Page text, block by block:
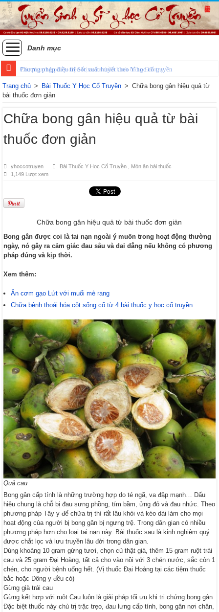
Danh mục
Phương pháp điều trị Sốt xuất huyết theo Y học cổ truyền
Các phương pháp điều trị zona thần kinh bằng Đông y
Trang chủ > Bài Thuốc Y Học Cổ Truyền > Chữa bong gân hiệu quả từ
bài thuốc đơn giản
Chữa bong gân hiệu quả từ bài
thuốc đơn giản
yhoccotruyen Bài Thuốc Y Học Cổ Truyền
Món ăn bài thuốc
1,149 Lượt xem
Chữa bong gân hiệu quả từ bài thuốc đơn giản
Bong gân được coi là tai nạn ngoài ý muốn trong hoạt động thường
ngày, nó gây ra cảm giác đau sâu và dai dẳng nếu không có phương
pháp đúng và kịp thời.
Xem thêm:
Ăn cơm gạo Lứt với muối mè rang
Chữa bệnh thoái hóa cột sống cổ từ 4 bài thuốc y học cổ truyền
Quả cau
Bong gân cấp tính là những trường hợp do té ngã, va đập mạnh… Dấu
hiệu chung là chỗ bị đau sưng phồng, tím bầm, ửng đỏ và đau nhức. Theo
phương pháp Tây y để chữa trị thì rất lâu khỏi và kéo dài làm cho mọi
hoạt động của người bị bong gân bị ngưng trệ. Trong dân gian có nhiều
phương pháp hơn cho loại tai nạn này. Bài thuốc sau là kinh nghiệm quý
được chắt lọc và lưu truyền lâu đời trong dân gian.
Dùng khoảng 10 gram gừng tươi, chọn củ thật già, thêm 15 gram ruột trái
cau và 25 gram Đại Hoàng, tất cả cho vào nồi với 3 chén nước, sắc còn 1
chén, cho người bệnh uống hết. (Vị thuốc Đại Hoàng tại các tiệm thuốc
bắc hoặc Đông y đều có)
Gừng già trái cau
Gừng kết hợp với ruột Cau luôn là giải pháp tối ưu khi trị chứng bong gân
Đặc biệt thuốc này chủ trị trặc trẹo, đau lưng cấp tính, bong gân nơi chân,